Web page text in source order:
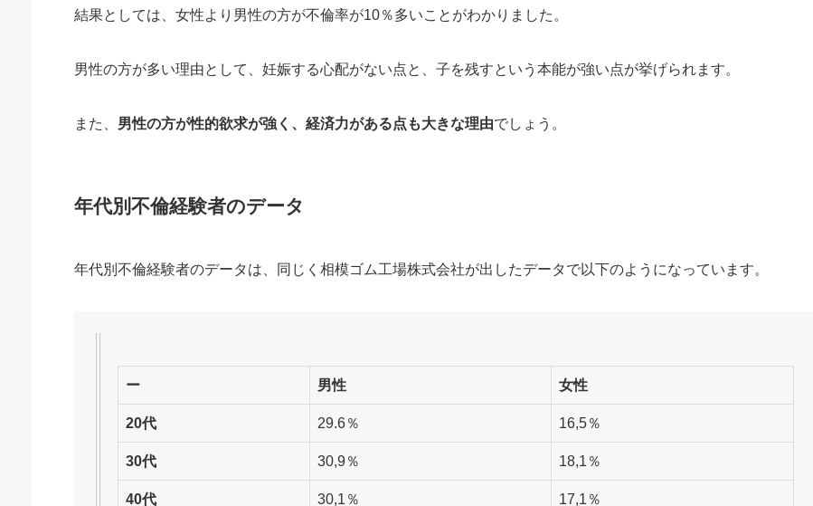
結果としては、女性より男性の方が不倫率が10％多いことがわかりました。
男性の方が多い理由として、妊娠する心配がない点と、子を残すという本能が強い点が挙げられます。
また、 男性の方が性的欲求が強く、経済力がある点も大きな理由でしょう。
年代別不倫経験者のデータ
年代別不倫経験者のデータは、同じく相模ゴム工場株式会社が出したデータで以下のようになっています。
ー 男性 女性
20代 29.6％ 16,5％
30代 30,9％ 18,1％
40代 30,1％ 17,1％